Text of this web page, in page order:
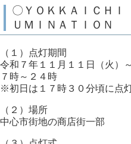
〇ＹＯＫＫＡＩＣＨ
ＵＭＩＮＡＴＩＯＮ
（１）点灯期間
令和７年１１月１１日（火）
７時～２４時
※初日は１７時３０分頃に点
（２）場所
中心市街地の商店街一部